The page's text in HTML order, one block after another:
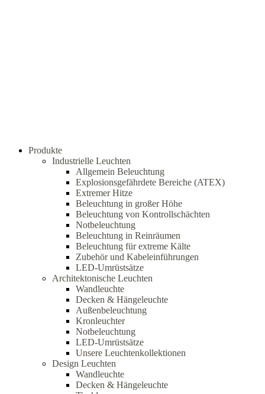
Produkte
Industrielle Leuchten
Allgemein Beleuchtung
Explosionsgefährdete Bereiche (ATEX)
Extremer Hitze
Beleuchtung in großer Höhe
Beleuchtung von Kontrollschächten
Notbeleuchtung
Beleuchtung in Reinräumen
Beleuchtung für extreme Kälte
Zubehör und Kabeleinführungen
LED-Umrüstsätze
Architektonische Leuchten
Wandleuchte
Decken & Hängeleuchte
Außenbeleuchtung
Kronleuchter
Notbeleuchtung
LED-Umrüstsätze
Unsere Leuchtenkollektionen
Design Leuchten
Wandleuchte
Decken & Hängeleuchte